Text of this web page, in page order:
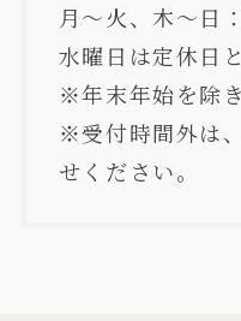
月～火、木～日
水曜日は定休日
※年末年始を除き
※受付時間外は
せください。